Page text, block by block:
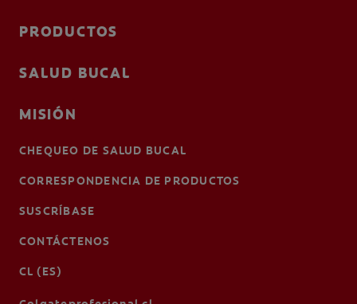
PRODUCTOS
SALUD BUCAL
MISIÓN
CHEQUEO DE SALUD BUCAL
CORRESPONDENCIA DE PRODUCTOS
SUSCRÍBASE
CONTÁCTENOS
CL (ES)